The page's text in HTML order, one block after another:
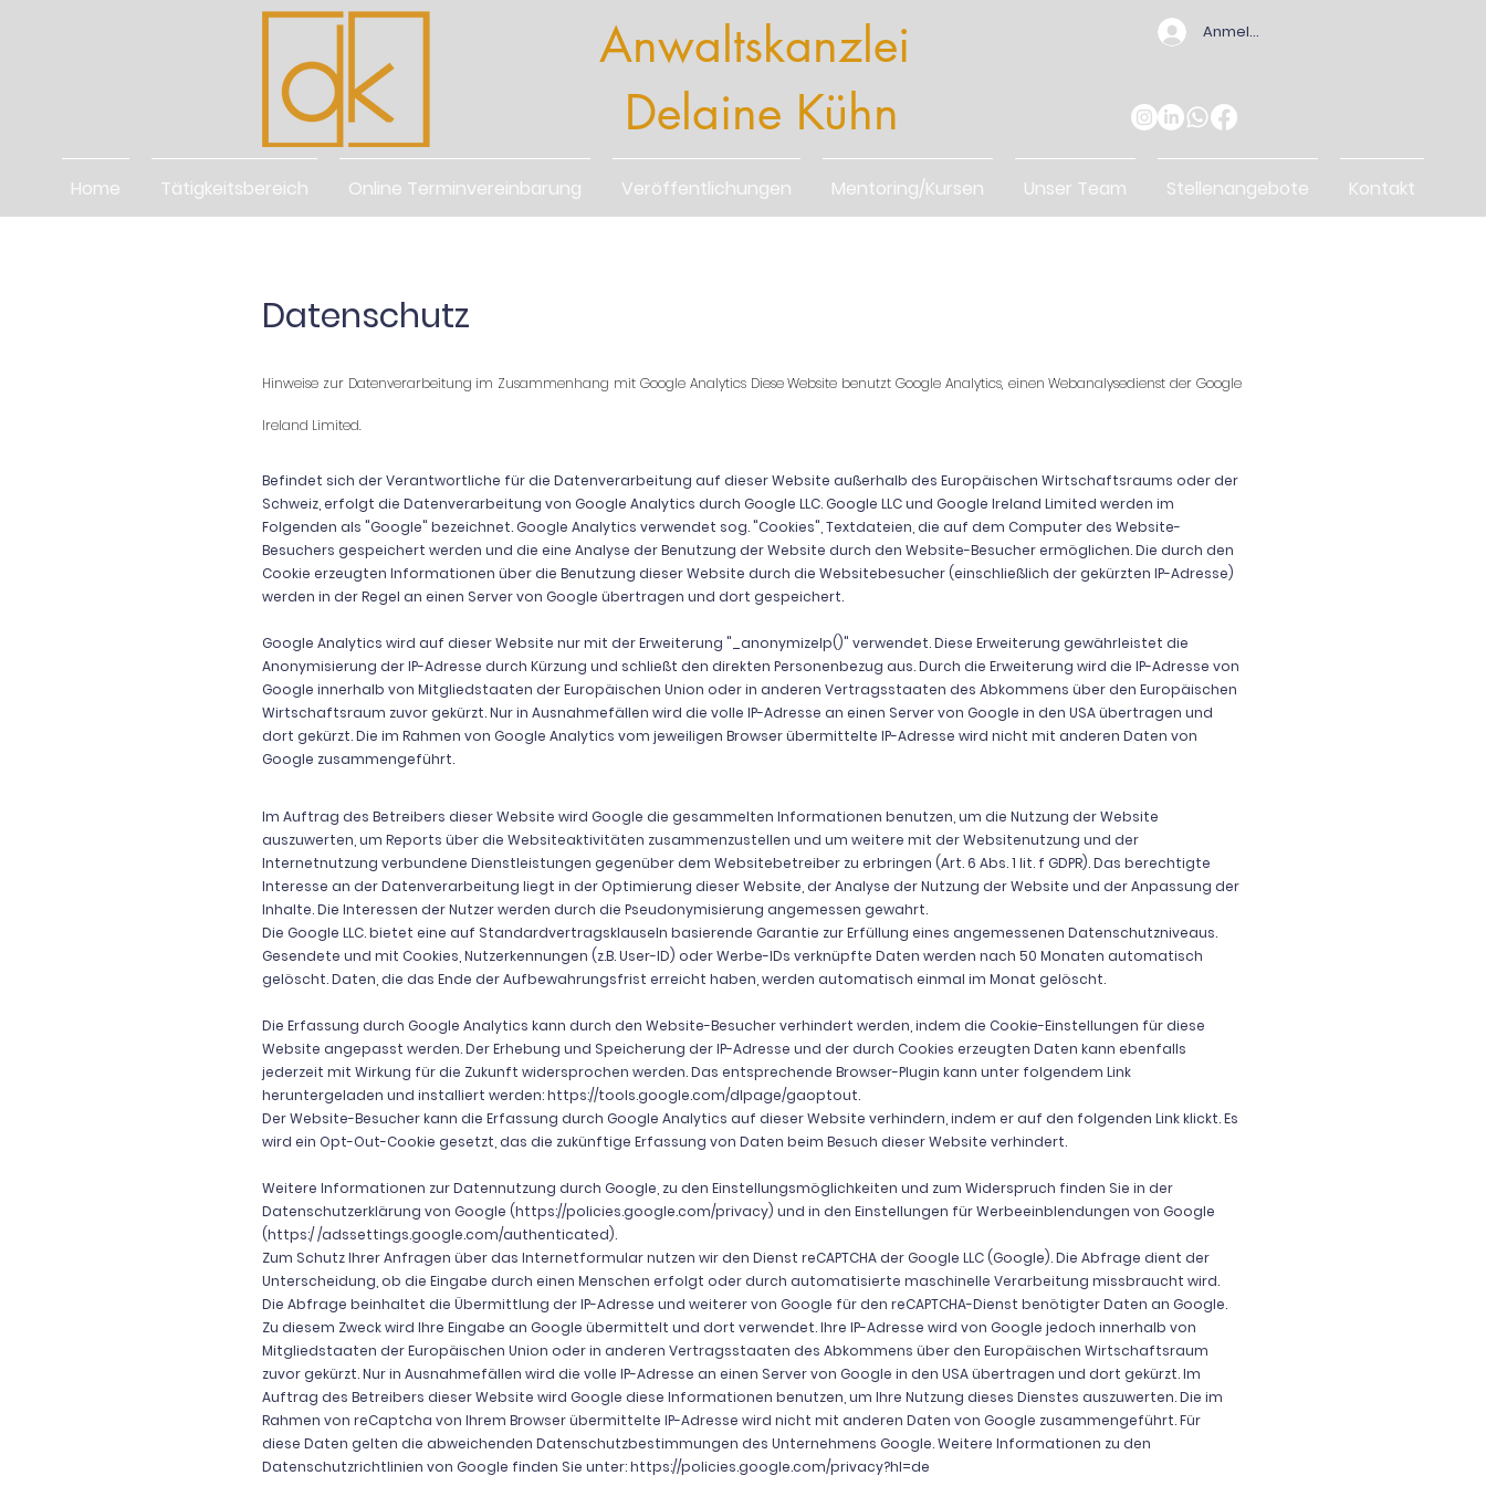
Anmelden
Anwaltskanzlei
Delaine Kühn
Home Tätigkeitsbereich Online Terminvereinbarung Veröffentlichungen Mentoring/Kursen Unser Team Stellenangebote Kontakt
Datenschutz
Hinweise zur Datenverarbeitung im Zusammenhang mit Google Analytics Diese Website benutzt Google Analytics, einen Webanalysedienst der Google
Ireland Limited.
Befindet sich der Verantwortliche für die Datenverarbeitung auf dieser Website außerhalb des Europäischen Wirtschaftsraums oder der
Schweiz, erfolgt die Datenverarbeitung von Google Analytics durch Google LLC. Google LLC und Google Ireland Limited werden im
Folgenden als "Google" bezeichnet. Google Analytics verwendet sog. "Cookies", Textdateien, die auf dem Computer des Website-
Besuchers gespeichert werden und die eine Analyse der Benutzung der Website durch den Website-Besucher ermöglichen. Die durch den
Cookie erzeugten Informationen über die Benutzung dieser Website durch die Websitebesucher (einschließlich der gekürzten IP-Adresse)
werden in der Regel an einen Server von Google übertragen und dort gespeichert.
Google Analytics wird auf dieser Website nur mit der Erweiterung "_anonymizeIp()" verwendet. Diese Erweiterung gewährleistet die
Anonymisierung der IP-Adresse durch Kürzung und schließt den direkten Personenbezug aus. Durch die Erweiterung wird die IP-Adresse von
Google innerhalb von Mitgliedstaaten der Europäischen Union oder in anderen Vertragsstaaten des Abkommens über den Europäischen
Wirtschaftsraum zuvor gekürzt. Nur in Ausnahmefällen wird die volle IP-Adresse an einen Server von Google in den USA übertragen und
dort gekürzt. Die im Rahmen von Google Analytics vom jeweiligen Browser übermittelte IP-Adresse wird nicht mit anderen Daten von
Google zusammengeführt.
Im Auftrag des Betreibers dieser Website wird Google die gesammelten Informationen benutzen, um die Nutzung der Website
auszuwerten, um Reports über die Websiteaktivitäten zusammenzustellen und um weitere mit der Websitenutzung und der
Internetnutzung verbundene Dienstleistungen gegenüber dem Websitebetreiber zu erbringen (Art. 6 Abs. 1 lit. f GDPR). Das berechtigte
Interesse an der Datenverarbeitung liegt in der Optimierung dieser Website, der Analyse der Nutzung der Website und der Anpassung der
Inhalte. Die Interessen der Nutzer werden durch die Pseudonymisierung angemessen gewahrt.
Die Google LLC. bietet eine auf Standardvertragsklauseln basierende Garantie zur Erfüllung eines angemessenen Datenschutzniveaus.
Gesendete und mit Cookies, Nutzerkennungen (z.B. User-ID) oder Werbe-IDs verknüpfte Daten werden nach 50 Monaten automatisch
gelöscht. Daten, die das Ende der Aufbewahrungsfrist erreicht haben, werden automatisch einmal im Monat gelöscht.
Die Erfassung durch Google Analytics kann durch den Website-Besucher verhindert werden, indem die Cookie-Einstellungen für diese
Website angepasst werden. Der Erhebung und Speicherung der IP-Adresse und der durch Cookies erzeugten Daten kann ebenfalls
jederzeit mit Wirkung für die Zukunft widersprochen werden. Das entsprechende Browser-Plugin kann unter folgendem Link
heruntergeladen und installiert werden:https://tools.google.com/dlpage/gaoptout.
Der Website-Besucher kann die Erfassung durch Google Analytics auf dieser Website verhindern, indem er auf den folgenden Link klickt. Es
wird ein Opt-Out-Cookie gesetzt, das die zukünftige Erfassung von Daten beim Besuch dieser Website verhindert.
Weitere Informationen zur Datennutzung durch Google, zu den Einstellungsmöglichkeiten und zum Widerspruch finden Sie in der
Datenschutzerklärung von Google (https://policies.google.com/privacy) und in den Einstellungen für Werbeeinblendungen von Google
(https:/ /adssettings.google.com/authenticated).
Zum Schutz Ihrer Anfragen über das Internetformular nutzen wir den Dienst reCAPTCHA der Google LLC (Google). Die Abfrage dient der
Unterscheidung, ob die Eingabe durch einen Menschen erfolgt oder durch automatisierte maschinelle Verarbeitung missbraucht wird.
Die Abfrage beinhaltet die Übermittlung der IP-Adresse und weiterer von Google für den reCAPTCHA-Dienst benötigter Daten an Google.
Zu diesem Zweck wird Ihre Eingabe an Google übermittelt und dort verwendet. Ihre IP-Adresse wird von Google jedoch innerhalb von
Mitgliedstaaten der Europäischen Union oder in anderen Vertragsstaaten des Abkommens über den Europäischen Wirtschaftsraum
zuvor gekürzt. Nur in Ausnahmefällen wird die volle IP-Adresse an einen Server von Google in den USA übertragen und dort gekürzt. Im
Auftrag des Betreibers dieser Website wird Google diese Informationen benutzen, um Ihre Nutzung dieses Dienstes auszuwerten. Die im
Rahmen von reCaptcha von Ihrem Browser übermittelte IP-Adresse wird nicht mit anderen Daten von Google zusammengeführt. Für
diese Daten gelten die abweichenden Datenschutzbestimmungen des Unternehmens Google. Weitere Informationen zu den
Datenschutzrichtlinien von Google finden Sie unter:https://policies.google.com/privacy?hl=de